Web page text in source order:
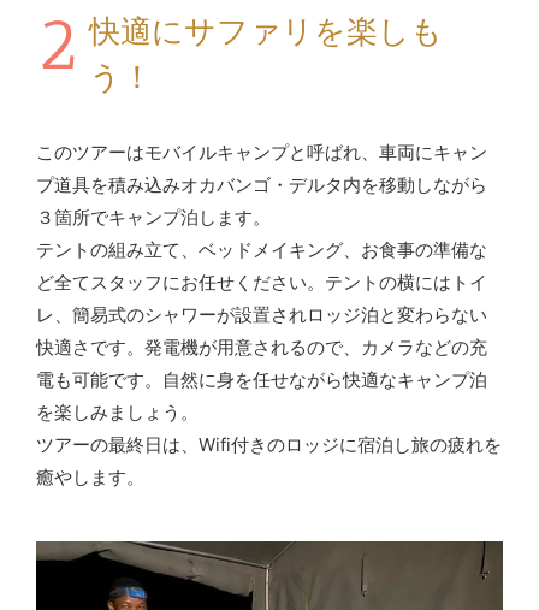
2 快適にサファリを楽しも
う！
このツアーはモバイルキャンプと呼ばれ、車両にキャン
プ道具を積み込みオカバンゴ・デルタ内を移動しながら
３箇所でキャンプ泊します。
テントの組み立て、ベッドメイキング、お食事の準備な
ど全てスタッフにお任せください。テントの横にはトイ
レ、簡易式のシャワーが設置されロッジ泊と変わらない
快適さです。発電機が用意されるので、カメラなどの充
電も可能です。自然に身を任せながら快適なキャンプ泊
を楽しみましょう。
ツアーの最終日は、Wifi付きのロッジに宿泊し旅の疲れを
癒やします。